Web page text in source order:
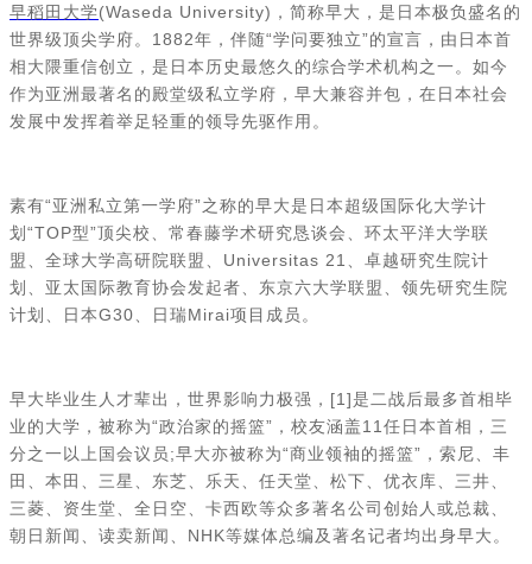
早稻田大学(Waseda University)，简称早大，是日本极负盛名的
世界级顶尖学府。1882年，伴随“学问要独立”的宣言，由日本首
相大隈重信创立，是日本历史最悠久的综合学术机构之一。如今
作为亚洲最著名的殿堂级私立学府，早大兼容并包，在日本社会
发展中发挥着举足轻重的领导先驱作用。
素有“亚洲私立第一学府”之称的早大是日本超级国际化大学计
划“TOP型”顶尖校、常春藤学术研究恳谈会、环太平洋大学联
盟、全球大学高研院联盟、Universitas 21、卓越研究生院计
划、亚太国际教育协会发起者、东京六大学联盟、领先研究生院
计划、日本G30、日瑞Mirai项目成员。
早大毕业生人才辈出，世界影响力极强，[1]是二战后最多首相毕
业的大学，被称为“政治家的摇篮”，校友涵盖11任日本首相，三
分之一以上国会议员;早大亦被称为“商业领袖的摇篮”，索尼、丰
田、本田、三星、东芝、乐天、任天堂、松下、优衣库、三井、
三菱、资生堂、全日空、卡西欧等众多著名公司创始人或总裁、
朝日新闻、读卖新闻、NHK等媒体总编及著名记者均出身早大。